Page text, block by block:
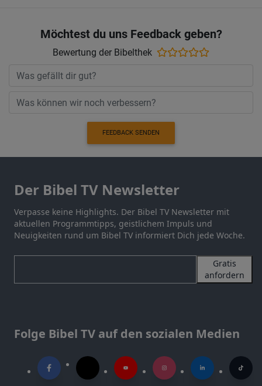
Möchtest du uns Feedback geben?
Bewertung der Bibelthek
FEEDBACK SENDEN
Der Bibel TV Newsletter
Verpasse keine Highlights. Der Bibel TV Newsletter mit
aktuellen Programmtipps, geistlichem Impuls und
Neuigkeiten rund um Bibel TV informiert Dich jede Woche.
Gratis
anfordern
Folge Bibel TV auf den sozialen Medien